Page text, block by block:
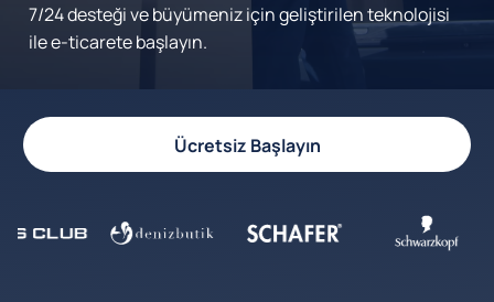
7/24 desteği ve büyümeniz için geliştirilen teknolojisi
ile e-ticarete başlayın.
Ücretsiz Başlayın